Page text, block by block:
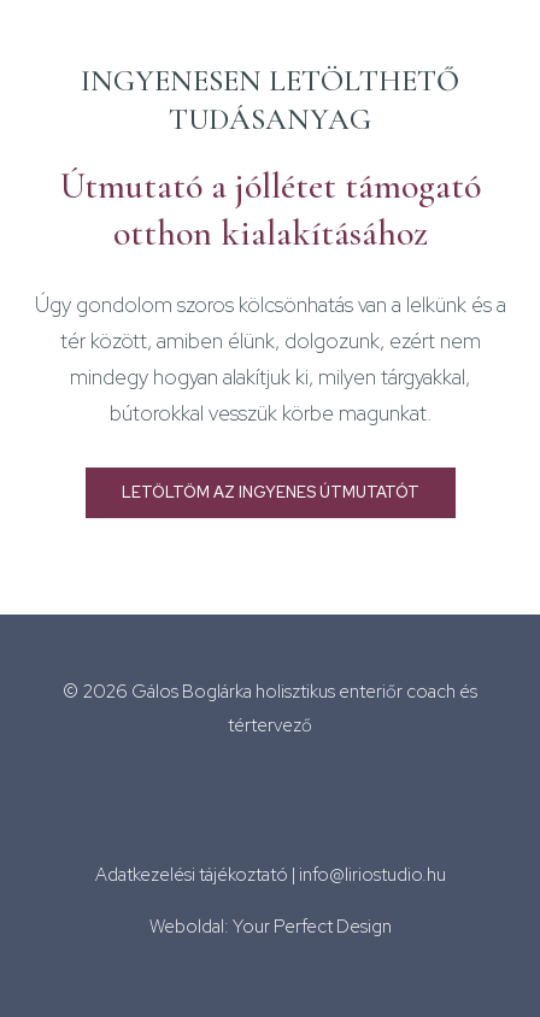
INGYENESEN LETÖLTHETŐ
TUDÁSANYAG
Útmutató a jóllétet támogató
otthon kialakításához
Úgy gondolom szoros kölcsönhatás van a lelkünk és a
tér között, amiben élünk, dolgozunk, ezért nem
mindegy hogyan alakítjuk ki, milyen tárgyakkal,
bútorokkal vesszük körbe magunkat.
LETÖLTÖM AZ INGYENES ÚTMUTATÓT
© 2026 Gálos Boglárka holisztikus enteriőr coach és
tértervező
Adatkezelési tájékoztató | info@liriostudio.hu
Weboldal: Your Perfect Design